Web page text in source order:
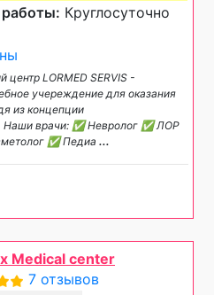
Круглосуточно
LORMED SERVIS -
учереждение для оказания
из концепции
Наши врачи: ✅ Невролог ✅ ЛОР
✅ Педиа ...
Medical center
7 отзывов